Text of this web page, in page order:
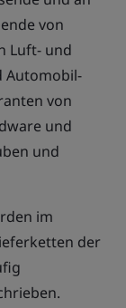
von
Luft- und
Automobil-
von
und
und
im
der